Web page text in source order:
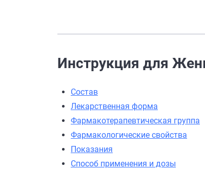
Инструкция для
Состав
Лекарственная форма
Фармакотерапевтическая группа
Фармакологические свойства
Показания
Способ применения и дозы